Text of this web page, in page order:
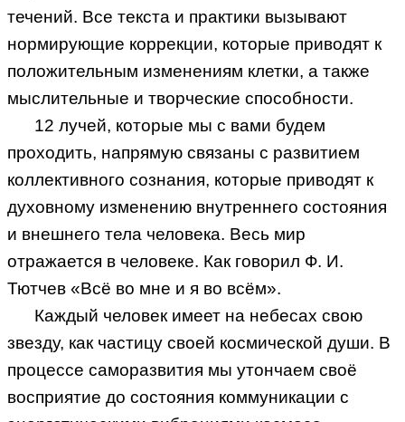
течений. Все текста и практики вызывают
нормирующие коррекции, которые приводят к
положительным изменениям клетки, а также
мыслительные и творческие способности.
12 лучей, которые мы с вами будем
проходить, напрямую связаны с развитием
коллективного сознания, которые приводят к
духовному изменению внутреннего состояния
и внешнего тела человека. Весь мир
отражается в человеке. Как говорил Ф. И.
Тютчев «Всё во мне и я во всём».
Каждый человек имеет на небесах свою
звезду, как частицу своей космической души. В
процессе саморазвития мы утончаем своё
восприятие до состояния коммуникации с